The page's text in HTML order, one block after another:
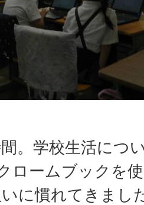
。学校生活につ
ロームブックを
に慣れてきまし